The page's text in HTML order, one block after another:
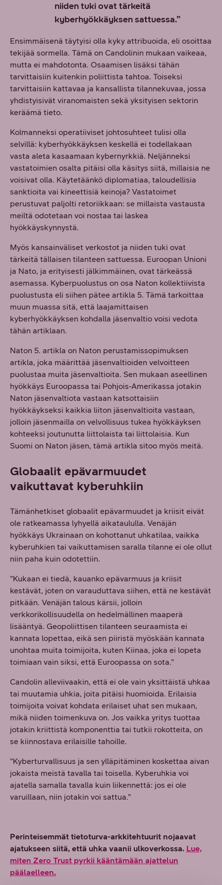
niiden tuki ovat tärkeitä
kyberhyökkäyksen sattuessa.”
Ensimmäisenä täytyisi olla kyky attribuoida, eli osoittaa
tekijää sormella. Tämä on Candolinin mukaan vaikeaa,
mutta ei mahdotonta. Osaamisen lisäksi tähän
tarvittaisiin kuitenkin poliittista tahtoa. Toiseksi
tarvittaisiin kattavaa ja kansallista tilannekuvaa, jossa
yhdistyisivät viranomaisten sekä yksityisen sektorin
keräämä tieto.
Kolmanneksi operatiiviset johtosuhteet tulisi olla
selvillä: kyberhyökkäyksen keskellä ei todellakaan
vasta aleta kasaamaan kybernyrkkiä. Neljänneksi
vastatoimien osalta pitäisi olla käsitys siitä, millaisia ne
voisivat olla. Käytetäänkö diplomatiaa, taloudellisia
sanktioita vai kineettisiä keinoja? Vastatoimet
perustuvat paljolti retoriikkaan: se millaista vastausta
meiltä odotetaan voi nostaa tai laskea
hyökkäyskynnystä.
Myös kansainväliset verkostot ja niiden tuki ovat
tärkeitä tällaisen tilanteen sattuessa. Euroopan Unioni
ja Nato, ja erityisesti jälkimmäinen, ovat tärkeässä
asemassa. Kyberpuolustus on osa Naton kollektiivista
puolustusta eli siihen pätee artikla 5. Tämä tarkoittaa
muun muassa sitä, että laajamittaisen
kyberhyökkäyksen kohdalla jäsenvaltio voisi vedota
tähän artiklaan.
Naton 5. artikla on Naton perustamissopimuksen
artikla, joka määrittää jäsenvaltioiden velvoitteen
puolustaa muita jäsenvaltioita. Sen mukaan aseellinen
hyökkäys Euroopassa tai Pohjois-Amerikassa jotakin
Naton jäsenvaltiota vastaan katsottaisiin
hyökkäykseksi kaikkia liiton jäsenvaltioita vastaan,
jolloin jäsenmailla on velvollisuus tukea hyökkäyksen
kohteeksi joutunutta liittolaista tai liittolaisia. Kun
Suomi on Naton jäsen, tämä artikla sitoo myös meitä.
Globaalit epävarmuudet
vaikuttavat kyberuhkiin
Tämänhetkiset globaalit epävarmuudet ja kriisit eivät
ole ratkeamassa lyhyellä aikataululla. Venäjän
hyökkäys Ukrainaan on kohottanut uhkatilaa, vaikka
kyberuhkien tai vaikuttamisen saralla tilanne ei ole ollut
niin paha kuin odotettiin.
”Kukaan ei tiedä, kauanko epävarmuus ja kriisit
kestävät, joten on varauduttava siihen, että ne kestävät
pitkään. Venäjän talous kärsii, jolloin
verkkorikollisuudella on hedelmällinen maaperä
lisääntyä. Geopoliittisen tilanteen seuraamista ei
kannata lopettaa, eikä sen piiristä myöskään kannata
unohtaa muita toimijoita, kuten Kiinaa, joka ei lopeta
toimiaan vain siksi, että Euroopassa on sota.”
Candolin alleviivaakin, että ei ole vain yksittäistä uhkaa
tai muutamia uhkia, joita pitäisi huomioida. Erilaisia
toimijoita voivat kohdata erilaiset uhat sen mukaan,
mikä niiden toimenkuva on. Jos vaikka yritys tuottaa
jotakin kriittistä komponenttia tai tutkii rokotteita, on
se kiinnostava erilaisille tahoille.
”Kyberturvallisuus ja sen ylläpitäminen koskettaa aivan
jokaista meistä tavalla tai toisella. Kyberuhkia voi
ajatella samalla tavalla kuin liikennettä: jos ei ole
varuillaan, niin jotakin voi sattua.”
Perinteisemmät tietoturva-arkkitehtuurit nojaavat
ajatukseen siitä, että uhka vaanii ulkoverkossa. Lue,
miten Zero Trust pyrkii kääntämään ajattelun
päälaelleen.